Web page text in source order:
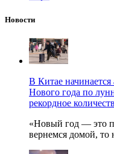
Новости
В Китае
Нового года по
рекордное
«Новый год — это
вернемся домой,